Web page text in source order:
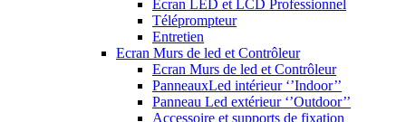
Ecran LED et LCD Professionnel
Téléprompteur
Entretien
Ecran Murs de led et Contrôleur
Ecran Murs de led et Contrôleur
PanneauxLed intérieur ‘’Indoor’’
Panneau Led extérieur ‘’Outdoor’’
Accessoire et supports de fixation